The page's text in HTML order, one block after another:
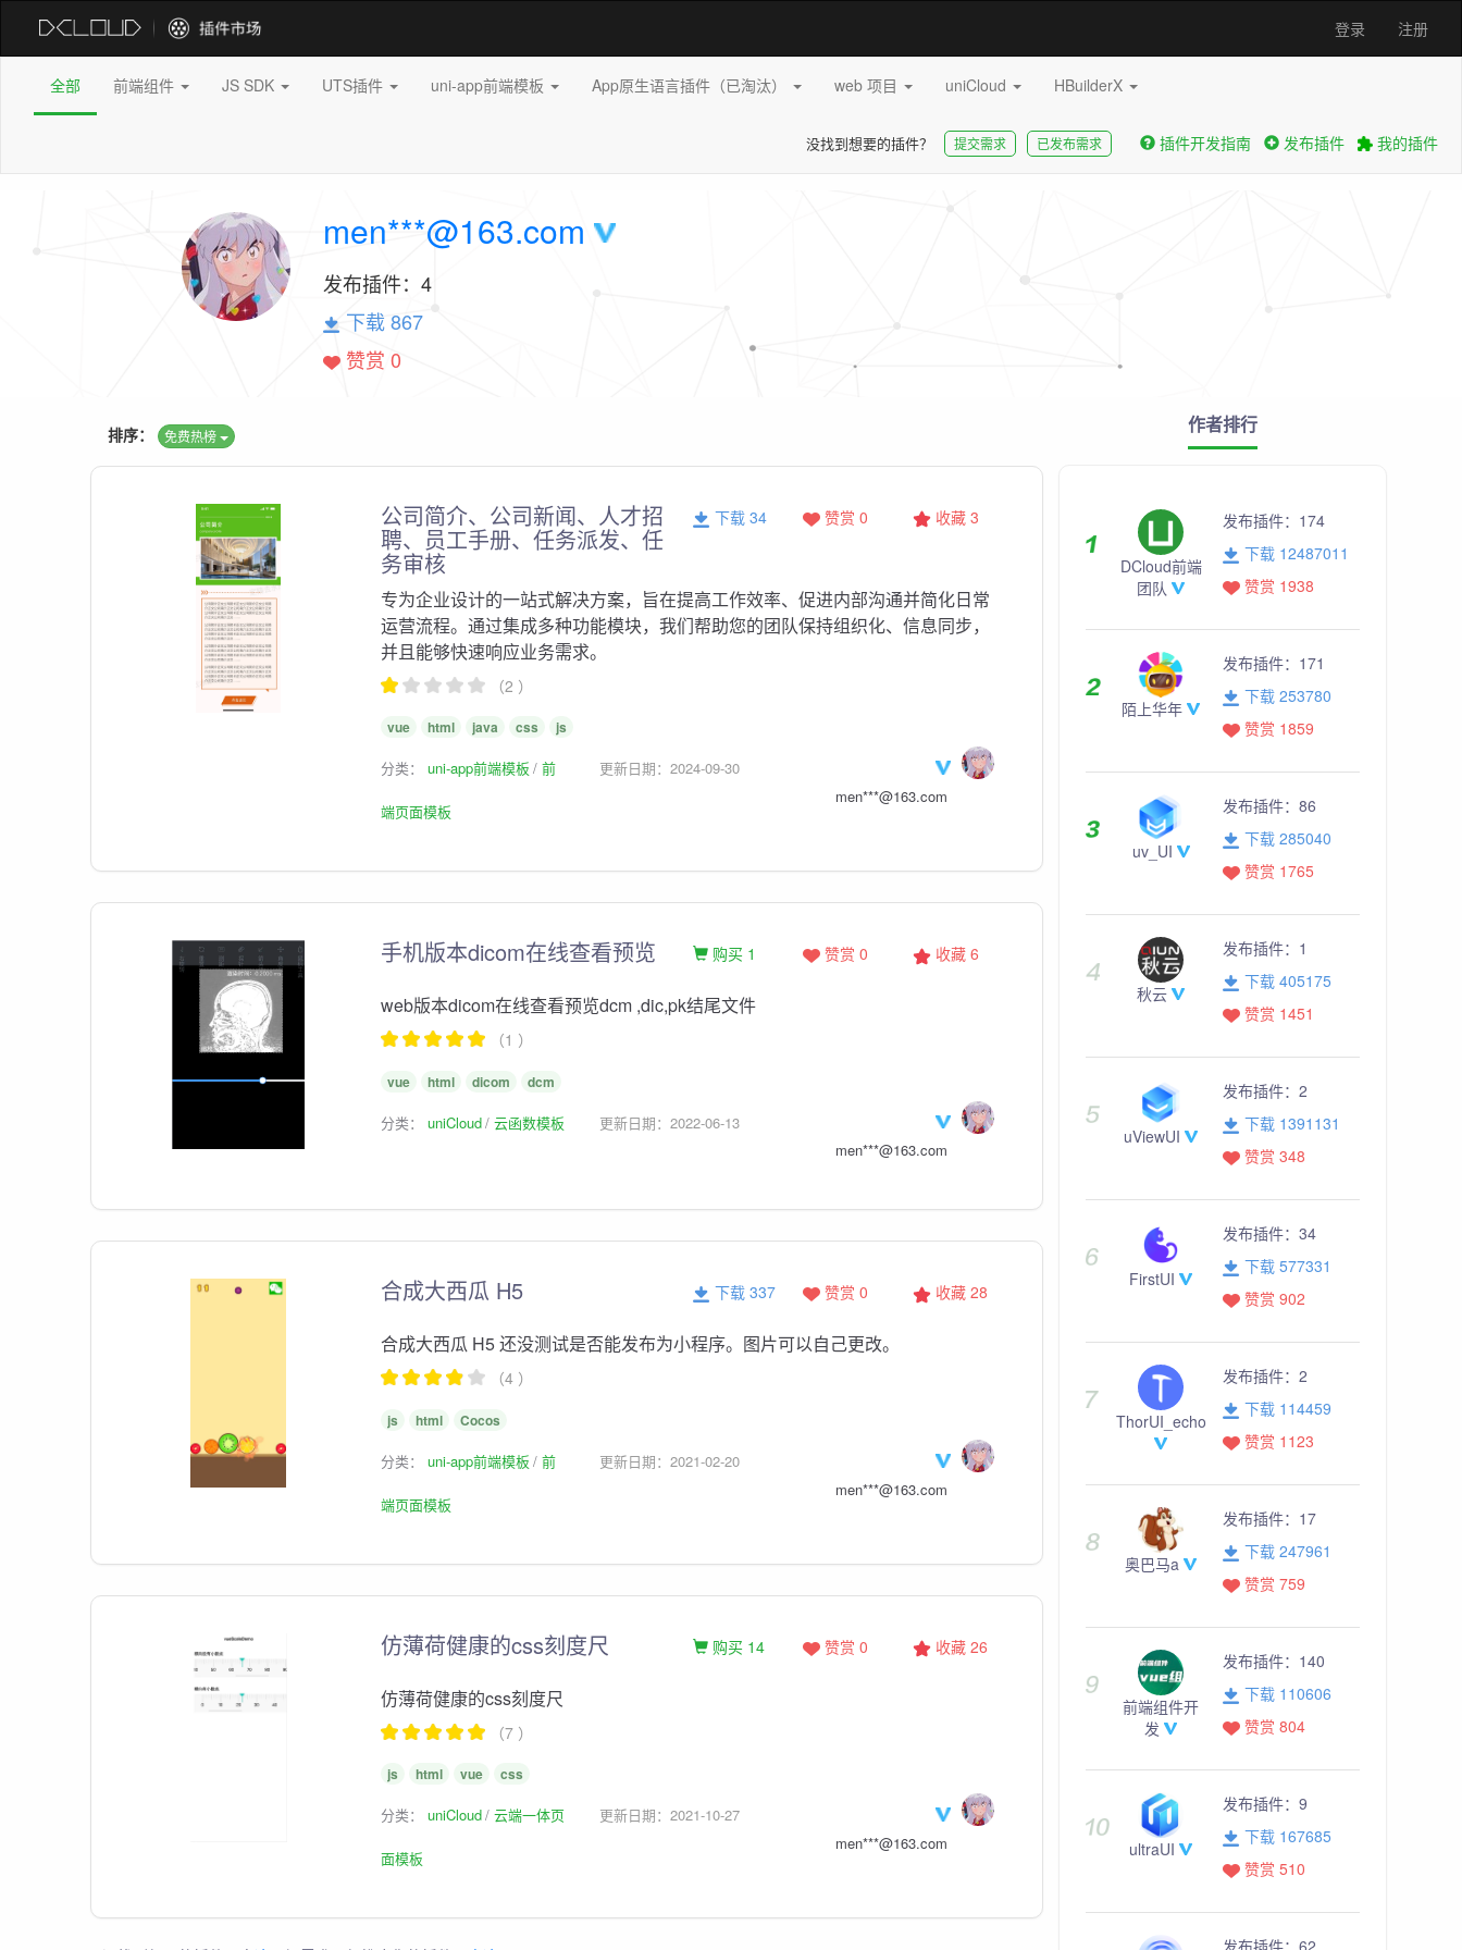
登录 注册
全部 前端组件 JS SDK UTS插件 uni-app前端模板 App原生语言插件（已淘汰） web 项目 uniCloud HBuilderX
没找到想要的插件？ 提交需求 已发布需求 插件开发指南 发布插件 我的插件
men***@163.com
发布插件： 4
下载 867
赞赏 0
排序： 免费热榜
公司简介、公司新闻、人才招
聘、员工手册、任务派发、任
务审核
收藏 3
赞赏 0
下载 34
专为企业设计的一站式解决方案，旨在提高工作效率、促进内部沟通并简化日常
运营流程。通过集成多种功能模块，我们帮助您的团队保持组织化、信息同步，
并且能够快速响应业务需求。
（2 ）
vue html java css js
分类： uni-app前端模板 前
端页面模板
更新日期：2024-09-30
men***@163.com
手机版本dicom在线查看预览 收藏 6
赞赏 0
购买 1
web版本dicom在线查看预览dcm ,dic,pk结尾文件
（1 ）
vue html dicom dcm
分类： uniCloud 云函数模板
更新日期：2022-06-13
men***@163.com
合成大西瓜 H5 收藏 28
赞赏 0
下载 337
合成大西瓜 H5 还没测试是否能发布为小程序。图片可以自己更改。
（4 ）
js html Cocos
分类： uni-app前端模板 前
端页面模板
更新日期：2021-02-20
men***@163.com
仿薄荷健康的css刻度尺 收藏 26
赞赏 0
购买 14
仿薄荷健康的css刻度尺
（7 ）
js html vue css
分类： uniCloud 云端一体页
面模板
更新日期：2021-10-27
men***@163.com
作者排行
DCloud前端
团队
发布插件： 174
下载 12487011
赞赏 1938
陌上华年
发布插件： 171
下载 253780
赞赏 1859
uv_UI
发布插件： 86
下载 285040
赞赏 1765
秋云
发布插件： 1
下载 405175
赞赏 1451
uViewUI
发布插件： 2
下载 1391131
赞赏 348
FirstUI
发布插件： 34
下载 577331
赞赏 902
ThorUI_echo
发布插件： 2
下载 114459
赞赏 1123
奥巴马a
发布插件： 17
下载 247961
赞赏 759
前端组件开
发
发布插件： 140
下载 110606
赞赏 804
ultraUI
发布插件： 9
下载 167685
赞赏 510
发布插件： 62